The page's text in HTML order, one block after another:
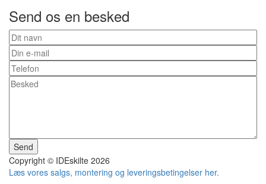
Send os en besked
Kontakt
form
footer
Send
Copyright © IDEskilte 2026
Læs vores salgs, montering og leveringsbetingelser her.